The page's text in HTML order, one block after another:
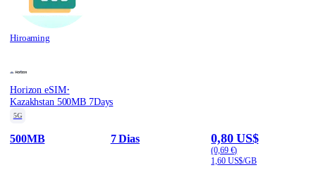
Hiroaming
Horizon eSIM·
Kazakhstan 500MB 7Days
5G
500MB 7 Dias 0,80 US$
(0,69 €)
1,60 US$/GB